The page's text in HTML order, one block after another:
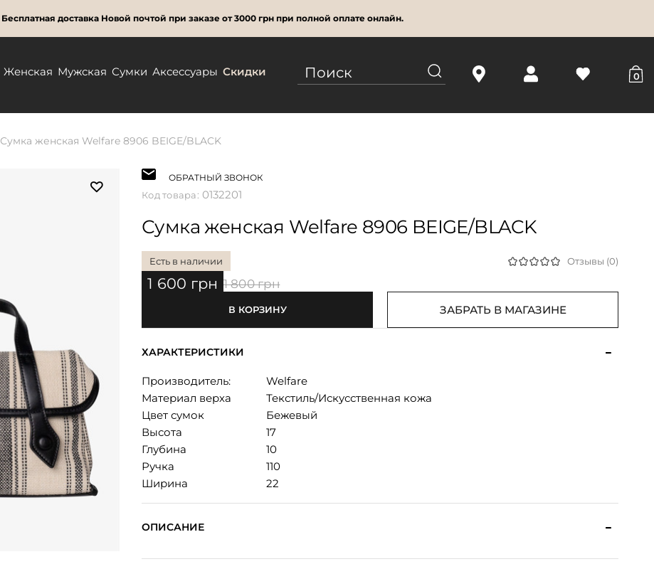
Бесплатная доставка Новой почтой при заказе от 3000 грн при полной оплате онлайн.
Женская Мужская Сумки Аксессуары Скидки 0
Сумка женская Welfare 8906 BEIGE/BLACK
ОБРАТНЫЙ ЗВОНОК
Код товара: 0132201
Сумка женская Welfare 8906 BEIGE/BLACK
Есть в наличии Отзывы (0)
1 600 грн 1 800 грн
В КОРЗИНУ ЗАБРАТЬ В МАГАЗИНЕ
ХАРАКТЕРИСТИКИ
Производитель:
Welfare
Материал верха
Текстиль/Искусственная кожа
Цвет сумок
Бежевый
Высота
17
Глубина
10
Ручка
110
Ширина
22
ОПИСАНИЕ